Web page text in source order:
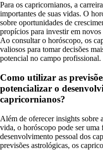
Para os capricornianos, a
importantes de suas vidas. O
sobre oportunidades de
propícios para investir em
Ao consultar o horóscopo, os
valiosos para tomar decisões
potencial no campo profissional.
Como utilizar as
potencializar o
capricornianos?
Além de oferecer insights sobre
vida, o horóscopo pode ser uma
desenvolvimento pessoal dos
previsões astrológicas, os